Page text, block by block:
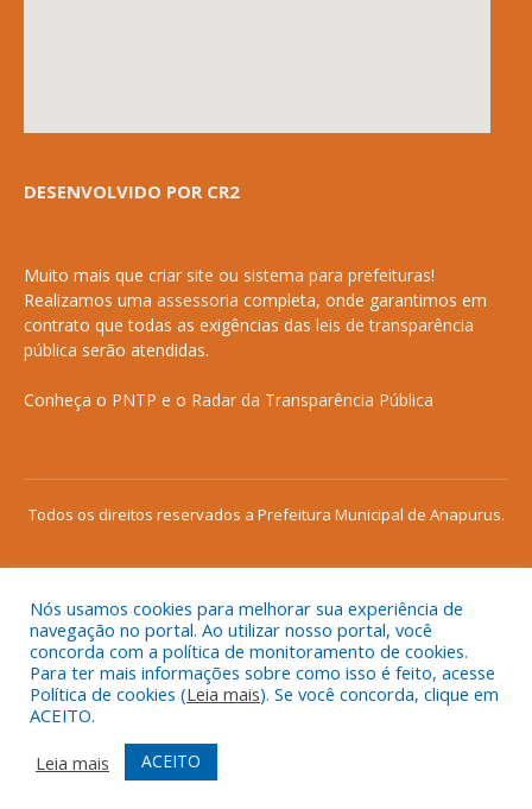
DESENVOLVIDO POR CR2
Muito mais que criar site ou sistema para prefeituras!
Realizamos uma assessoria completa, onde garantimos em
contrato que todas as exigências das leis de transparência
pública serão atendidas.
Conheça o PNTP e o Radar da Transparência Pública
Todos os direitos reservados a Prefeitura Municipal de Anapurus.
Mapa do Site
Acessar Área Administrativa
Acessar o Webmail
Nós usamos cookies para melhorar sua experiência de
navegação no portal. Ao utilizar nosso portal, você
concorda com a política de monitoramento de cookies.
Para ter mais informações sobre como isso é feito, acesse
Política de cookies (Leia mais). Se você concorda, clique em
ACEITO.
Leia mais
ACEITO